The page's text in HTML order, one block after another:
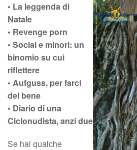
• La leggenda di
Natale
• Revenge porn
• Social e minori: un
binomio su cui
riflettere
• Aufguss, per farci
del bene
• Diario di una
Ciclonudista, anzi due
Se hai qualche